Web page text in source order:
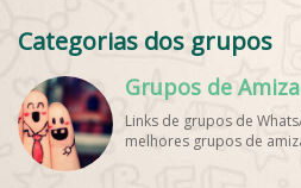
Categorias dos grupos
Grupos de
Links de grupos de
melhores grupos de